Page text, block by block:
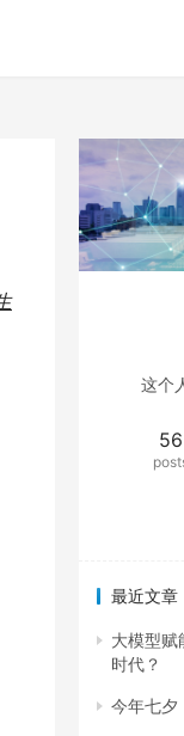
这个
56
最近文章
大模型赋
时代？
今年七夕